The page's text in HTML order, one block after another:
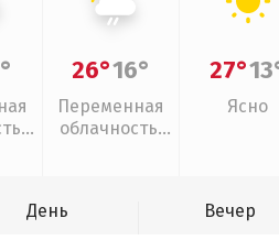
26°16°
Переменная
облачность,
27°
Ясно
День
Вечер